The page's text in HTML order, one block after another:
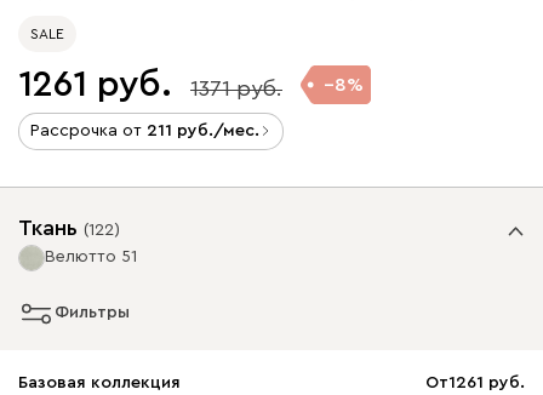
SALE
1261 1371 8
Рассрочка от 211 /мес.
Ткань (122)
Велютто 51
Фильтры
Базовая коллекция От1261